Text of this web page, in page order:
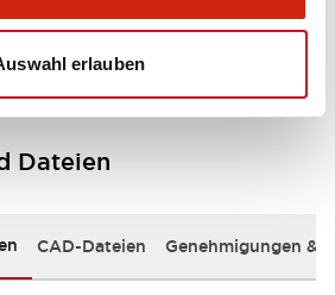
erlauben
Specifications
Dateien
CAD-Dateien Genehmigungen &